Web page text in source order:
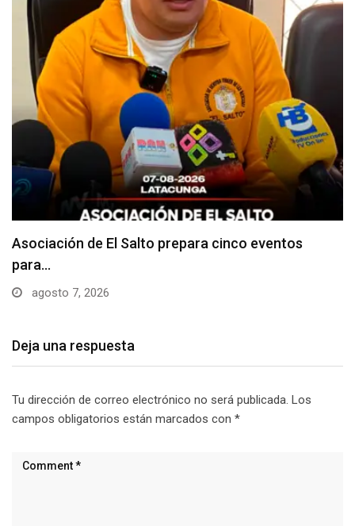
Código QR de la cédula permite enviar denuncias…
agosto 7, 2026
Deja una respuesta
Tu dirección de correo electrónico no será publicada. Los
campos obligatorios están marcados con *